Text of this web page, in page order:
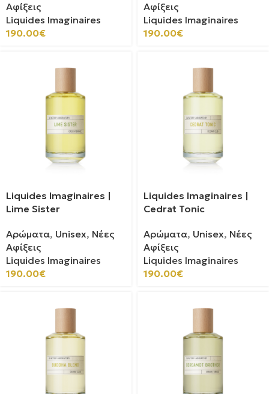
Αφίξεις
Liquides Imaginaires
190.00€
Αφίξεις
Liquides Imaginaires
190.00€
Liquides Imaginaires |
Lime Sister
Αρώματα, Unisex, Νέες
Αφίξεις
Liquides Imaginaires
190.00€
Liquides Imaginaires |
Cedrat Tonic
Αρώματα, Unisex, Νέες
Αφίξεις
Liquides Imaginaires
190.00€